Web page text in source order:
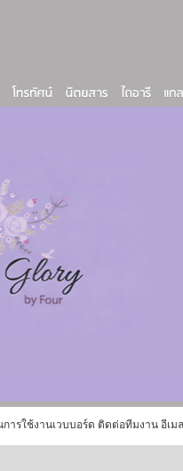
ารใช้งานเวบบอร์ด ติดต่อทีมงาน อีเม